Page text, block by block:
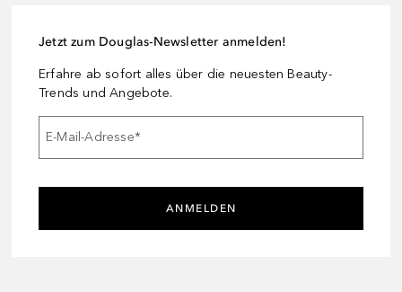
Jetzt zum Douglas-Newsletter anmelden!
Erfahre ab sofort alles über die neuesten Beauty-
Trends und Angebote.
E-Mail-Adresse*
ANMELDEN